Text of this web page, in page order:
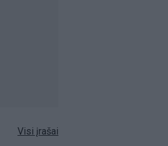
Visi įrašai